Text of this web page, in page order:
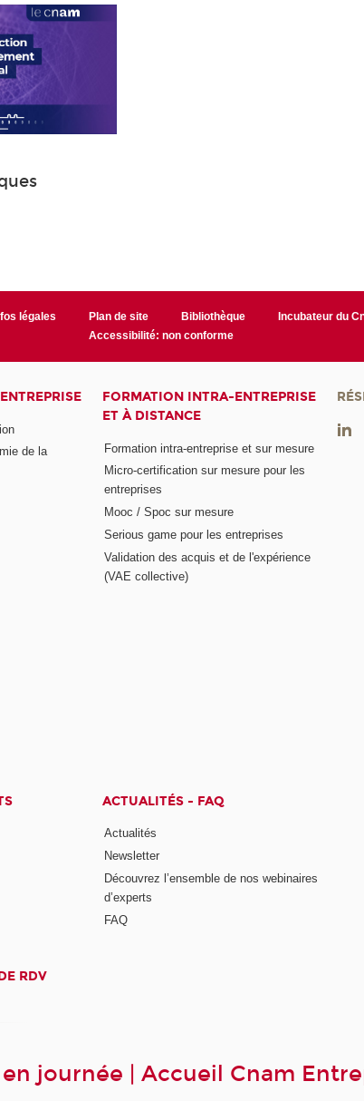
légales Plan de site Bibliothèque
Incubateur du
Accessibilité: non conforme
de la
FORMATION INTRA-ENTREPRISE
ET À DISTANCE
Formation intra-entreprise et sur mesure
Micro-certification sur mesure pour les
entreprises
Mooc / Spoc sur mesure
Serious game pour les entreprises
Validation des acquis et de l'expérience
(VAE collective)
ACTUALITÉS - FAQ
Actualités
Newsletter
Découvrez l’ensemble de nos webinaires
d’experts
FAQ
RDV
journée | Accueil Cnam